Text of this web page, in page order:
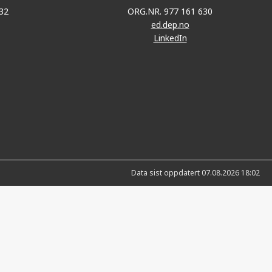
ORG.NR. 977 161 630
ed.dep.no
LinkedIn
Data sist oppdatert 07.08.2026 18:02